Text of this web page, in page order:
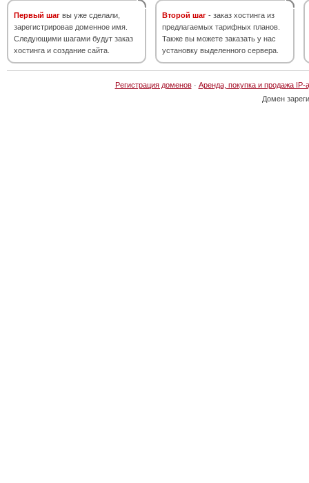
Первый шаг вы уже сделали,
зарегистрировав доменное имя.
Следующими шагами будут заказ
хостинга и создание сайта.
Второй шаг - заказ хостинга из
предлагаемых тарифных планов.
Также вы можете заказать у нас
установку выделенного сервера.
Регистрация доменов· Аренда, покупка и продажа IP-
Домен